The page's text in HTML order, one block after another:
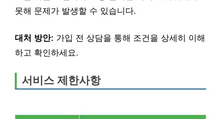
못해 문제가 발생할 수 있습니다.
대처 방안: 가입 전 상담을 통해 조건을 상세히 이해
하고 확인하세요.
서비스 제한사항